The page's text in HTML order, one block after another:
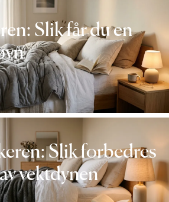
Slik får du en
Slik forbedres
vektdynen